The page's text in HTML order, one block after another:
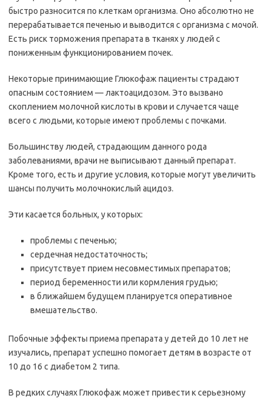
быстро разносится по клеткам организма. Оно абсолютно не
перерабатывается печенью и выводится с организма с мочой.
Есть риск торможения препарата в тканях у людей с
пониженным функционированием почек.
Некоторые принимающие Глюкофаж пациенты страдают
опасным состоянием — лактоацидозом. Это вызвано
скоплением молочной кислоты в крови и случается чаще
всего с людьми, которые имеют проблемы с почками.
Большинству людей, страдающим данного рода
заболеваниями, врачи не выписывают данный препарат.
Кроме того, есть и другие условия, которые могут увеличить
шансы получить молочнокислый ацидоз.
Эти касается больных, у которых:
проблемы с печенью;
сердечная недостаточность;
присутствует прием несовместимых препаратов;
период беременности или кормления грудью;
в ближайшем будущем планируется оперативное
вмешательство.
Побочные эффекты приема препарата у детей до 10 лет не
изучались, препарат успешно помогает детям в возрасте от
10 до 16 с диабетом 2 типа.
В редких случаях Глюкофаж может привести к серьезному